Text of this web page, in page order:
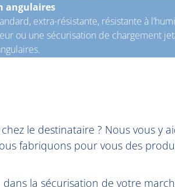
angulaires
extra-résistante, résistante à
ou une sécurisation de chargement
le destinataire ? Nous vous y
fabriquons pour vous des
la sécurisation de votre